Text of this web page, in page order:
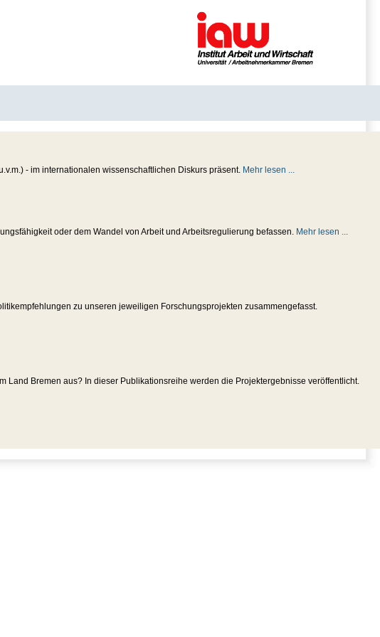
- im internationalen wissenschaftlichen Diskurs präsent. Mehr lesen ...
oder dem Wandel von Arbeit und Arbeitsregulierung befassen. Mehr lesen ...
zu unseren jeweiligen Forschungsprojekten zusammengefasst.
Land Bremen aus? In dieser Publikationsreihe werden die Projektergebnisse veröffentlicht.